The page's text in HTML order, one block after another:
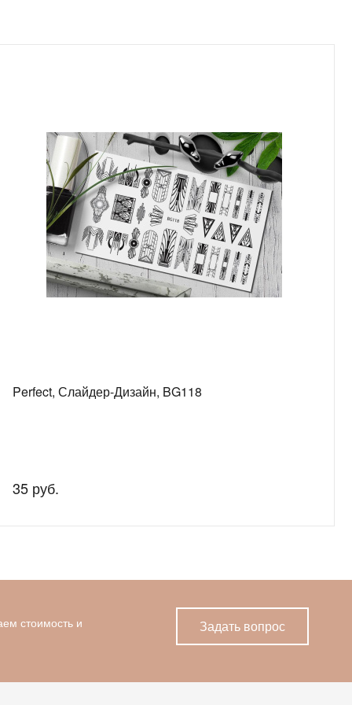
Perfect, Слайдер-Дизайн, BG118
35 руб.
стоимость и Задать вопрос